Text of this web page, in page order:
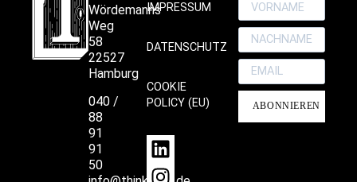
Wördemanns
Weg
58
22527
Hamburg
040 /
88
91
91
50
IMPRESSUM
DATENSCHUTZ
COOKIE
POLICY (EU)
ABONNIEREN